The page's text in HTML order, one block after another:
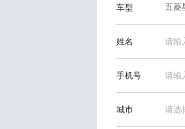
车型
姓名
手机号
城市